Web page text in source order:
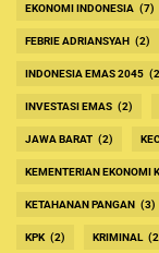
EKONOMI INDONESIA (7)
FEBRIE ADRIANSYAH (2)
INDONESIA EMAS 2045
INVESTASI EMAS (2)
JAWA BARAT (2)
KEMENTERIAN EKONOMI
KETAHANAN PANGAN (3)
KPK (2) KRIMINAL